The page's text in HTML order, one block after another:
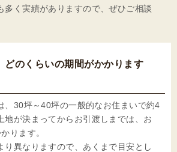
多く実績がありますので、ぜひご相談
どのくらいの期間がかかります
、30坪～40坪の一般的なお住まいで約4
地が決まってからお引渡しまでは、お
ります。
り異なりますので、あくまで目安とし